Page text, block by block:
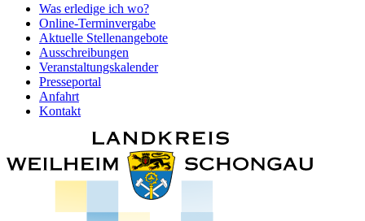
Was erledige ich wo?
Online-Terminvergabe
Aktuelle Stellenangebote
Ausschreibungen
Veranstaltungskalender
Presseportal
Anfahrt
Kontakt